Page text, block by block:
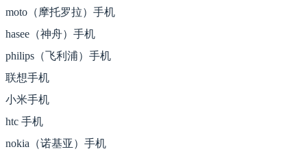
moto（摩托罗拉）手机
hasee（神舟）手机
philips（飞利浦）手机
联想手机
小米手机
htc 手机
nokia（诺基亚）手机